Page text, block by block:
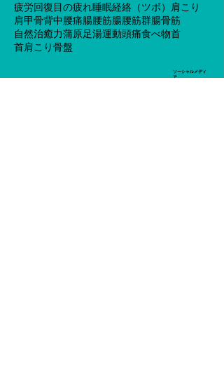
疲労回復目の疲れ睡眠経絡（ツボ）
肩こり
肩甲骨背中腰痛腸腰筋腸腰筋群腸骨筋
自然治癒力蒲原足湯運動頭痛食べ物首
首肩こり骨盤
ソーシャルメディ
ア